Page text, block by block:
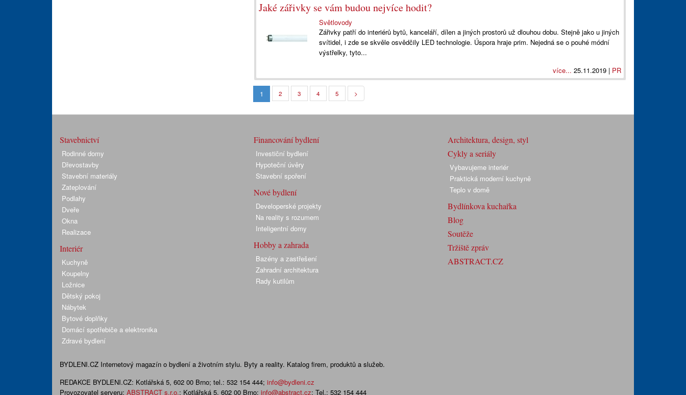
Jaké zářivky se vám budou nejvíce hodit?
Světlovody
Zářivky patří do interiérů bytů, kanceláří, dílen a jiných prostorů už dlouhou dobu. Stejně jako u jiných
svítidel, i zde se skvěle osvědčily LED technologie. Úspora hraje prim. Nejedná se o pouhé módní
výstřelky, tyto...
více... 25.11.2019 | PR
1 2 3 4 5 >
Stavebnictví
Rodinné domy
Dřevostavby
Stavební materiály
Zateplování
Podlahy
Dveře
Okna
Realizace
Interiér
Kuchyně
Koupelny
Ložnice
Dětský pokoj
Nábytek
Bytové doplňky
Domácí spotřebiče a elektronika
Zdravé bydlení
Financování bydlení
Investiční bydlení
Hypoteční úvěry
Stavební spoření
Nové bydlení
Developerské projekty
Na reality s rozumem
Inteligentní domy
Hobby a zahrada
Bazény a zastřešení
Zahradní architektura
Rady kutilům
Architektura, design, styl
Cykly a seriály
Vybavujeme interiér
Praktická moderní kuchyně
Teplo v domě
Bydlínkova kuchařka
Blog
Soutěže
Tržiště zpráv
ABSTRACT.CZ
BYDLENI.CZ Internetový magazín o bydlení a životním stylu. Byty a reality. Katalog firem, produktů a služeb.
REDAKCE BYDLENI.CZ: Kotlářská 5, 602 00 Brno; tel.: 532 154 444; info@bydleni.cz
Provozovatel serveru: ABSTRACT s.r.o.; Kotlářská 5, 602 00 Brno; info@abstract.cz; Tel.: 532 154 444